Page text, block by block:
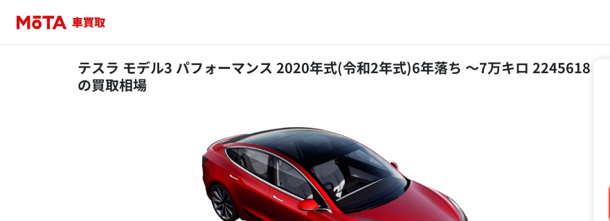
テスラ モデル3 パフォーマンス 2020年式(令和2年式)6年落ち ～7万キロ 2245618
の買取相場